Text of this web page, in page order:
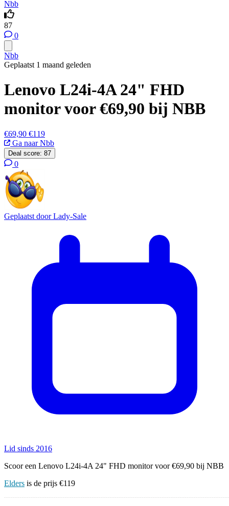
Nbb
87
0
Nbb
Geplaatst 1 maand geleden
Lenovo L24i-4A 24" FHD
monitor voor €69,90 bij NBB
€69,90 €119
Ga naar Nbb
Deal score: 87
0
Geplaatst doorLady-Sale
Lid sinds 2016
Scoor een Lenovo L24i-4A 24" FHD monitor voor €69,90 bij NBB
Elders is de prijs €119